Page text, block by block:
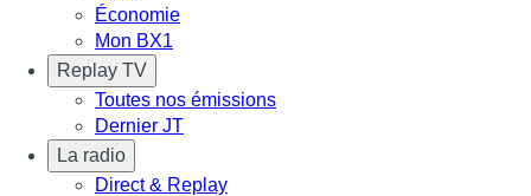
Économie
Mon BX1
Replay TV
Toutes nos émissions
Dernier JT
La radio
Direct & Replay